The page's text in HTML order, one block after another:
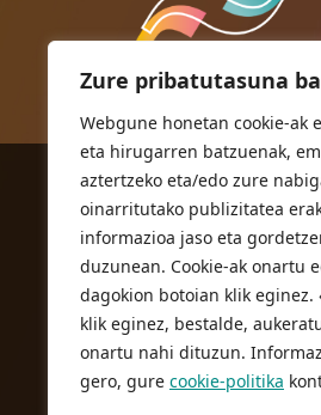
Zure pribatutasuna
Webgune honetan cookie-
eta hirugarren batzuenak,
aztertzeko eta/edo zure
oinarritutako publizitatea
informazioa jaso eta
duzunean. Cookie-ak onartu
dagokion botoian klik eginez.
klik eginez, bestalde,
onartu nahi dituzun.
gero, gure cookie-politika
ORIOKO UDALA
Herriko plaza,1
20810 Orio
T. 943 83 03 46
bulegoak@orio.eus